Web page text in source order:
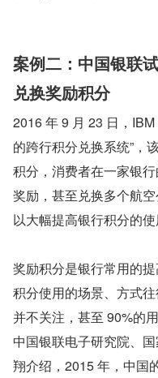
案例二：中国银联
兑换奖励积分
2016 年 9 月 23 日，
的跨行积分兑换系统”，
积分，消费者在一家银
奖励，甚至兑换多个航
以大幅提高银行积分的使
奖励积分是银行常用的
积分使用的场景、方式
并不关注，甚至 90%的
中国银联电子研究院、
翔介绍，2015 年，中国